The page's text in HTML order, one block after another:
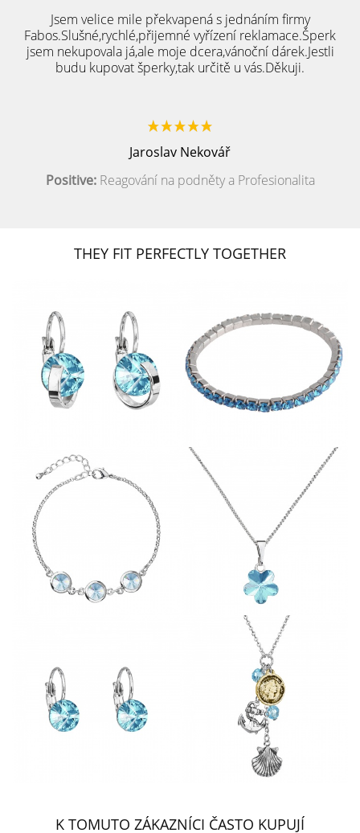
Jsem velice mile překvapená s jednáním firmy
Fabos.Slušné,rychlé,přijemné vyřízení reklamace.Šperk
jsem nekupovala já,ale moje dcera,vánoční dárek.Jestli
budu kupovat šperky,tak určitě u vás.Děkuji.
Jaroslav Nekovář
Positive:Reagování na podněty a Profesionalita
THEY FIT PERFECTLY TOGETHER
K TOMUTO ZÁKAZNÍCI ČASTO KUPUJÍ